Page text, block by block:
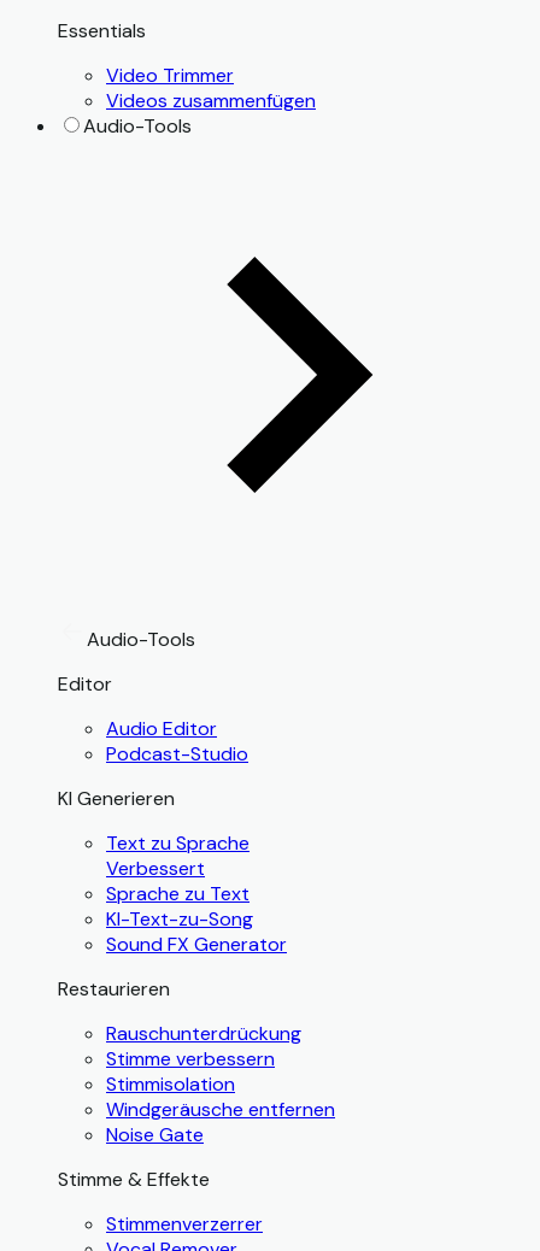
Essentials
Video Trimmer
Videos zusammenfügen
Audio-Tools
Audio-Tools
Editor
Audio Editor
Podcast-Studio
KI Generieren
Text zu Sprache
Verbessert
Sprache zu Text
KI-Text-zu-Song
Sound FX Generator
Restaurieren
Rauschunterdrückung
Stimme verbessern
Stimmisolation
Windgeräusche entfernen
Noise Gate
Stimme & Effekte
Stimmenverzerrer